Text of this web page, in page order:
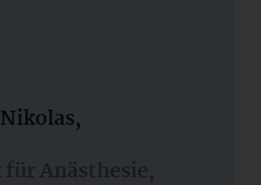
Anästhesie,